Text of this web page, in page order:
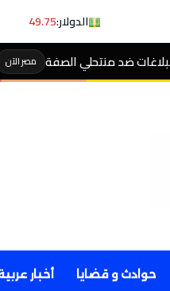
الدولار:49.75
مصر الآن عاجل-
حوادث و قضايا أخبار